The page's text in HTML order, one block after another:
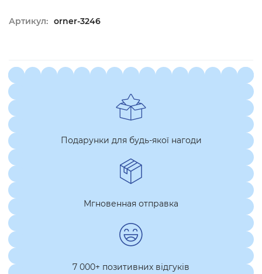
Артикул: orner-3246
Подарунки для будь-якої нагоди
Мгновенная отправка
7 000+ позитивних відгуків